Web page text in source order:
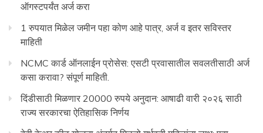
ऑगस्टपर्यंत अर्ज करा
1 रुपयात मिळेल जमीन पहा कोण आहे पात्र, अर्ज व इतर सविस्तर
माहिती
NCMC कार्ड ऑनलाईन प्रोसेस: एसटी प्रवासातील सवलतीसाठी अर्ज
कसा करावा? संपूर्ण माहिती.
दिंडीसाठी मिळणार 20000 रुपये अनुदान: आषाढी वारी २०२६ साठी
राज्य सरकारचा ऐतिहासिक निर्णय